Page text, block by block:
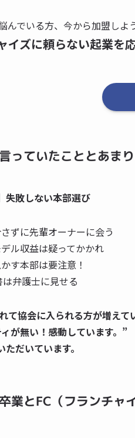
んでいる方、今から加盟し
イズに頼らない起業を応
っていたこととあ
失敗しない本部選び
ずに先輩オーナーに会う
ル収益は疑ってかかれ
す本部は要注意！
は弁護士に見せる
て協会に入られる方が増えて
が無い！感動しています。”
ただいています。
業とFC（フランチャ